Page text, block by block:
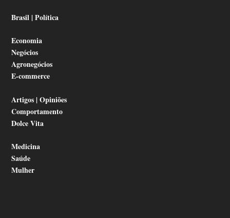
Brasil | Política
Economia
Negócios
Agronegócios
E-commerce
Artigos | Opiniões
Comportamento
Dolce Vita
Medicina
Saúde
Mulher